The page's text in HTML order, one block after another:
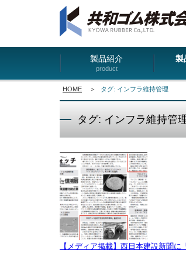
製品紹介
product
製
HOME ＞ タグ: インフラ維持管理
タグ: インフラ維持管
【メディア掲載】西日本建設新聞